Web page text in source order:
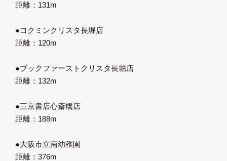
距離：131m
●コクミンクリスタ長堀店
距離：120m
●ブックファーストクリスタ長堀店
距離：132m
●三京書店心斎橋店
距離：188m
●大阪市立南幼稚園
距離：376m